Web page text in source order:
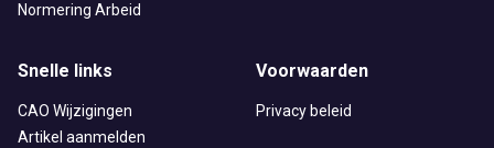
Normering Arbeid
Snelle links
CAO Wijzigingen
Artikel aanmelden
Voorwaarden
Privacy beleid